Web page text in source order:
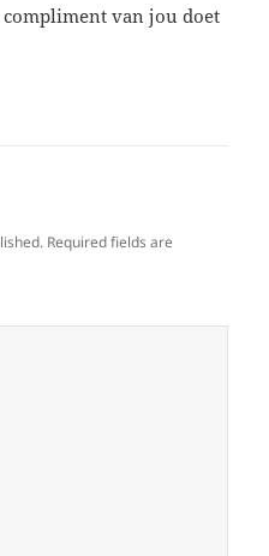
compliment van jou doet
Required fields are